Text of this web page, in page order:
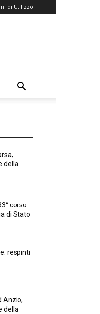
di Utilizzo
della
corso
di Stato
respinti
Anzio,
della